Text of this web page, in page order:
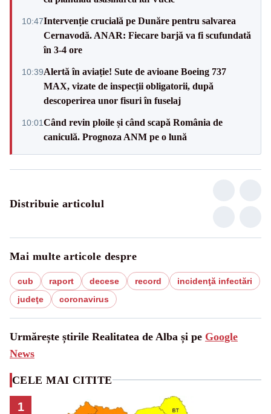
10:47Intervenție crucială pe Dunăre pentru salvarea
Cernavodă. ANAR: Fiecare barjă va fi scufundată
în 3-4 ore
10:39Alertă în aviație! Sute de avioane Boeing 737
MAX, vizate de inspecții obligatorii, după
descoperirea unor fisuri în fuselaj
10:01Când revin ploile și când scapă România de
caniculă. Prognoza ANM pe o lună
Distribuie articolul
Mai multe articole despre
cub raport decese record
incidenţă infectări
judeţe
coronavirus
Urmărește știrile Realitatea de Alba și pe Google
News
CELE MAI CITITE
1